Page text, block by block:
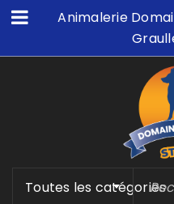
Animalerie
Toutes les catégories